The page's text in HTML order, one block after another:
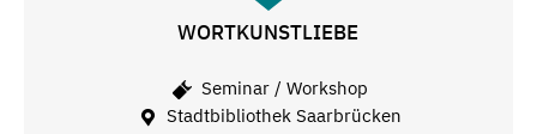
WORTKUNSTLIEBE
Seminar / Workshop
Stadtbibliothek Saarbrücken